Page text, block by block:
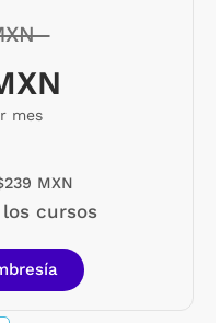
mes
MXN
cursos